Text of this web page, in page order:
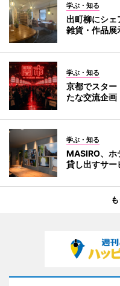
学ぶ・知る
出町柳にシ
雑貨・作品展
学ぶ・知る
京都でスタ
たな交流企画
学ぶ・知る
MASIRO、ホ
貸し出すサー